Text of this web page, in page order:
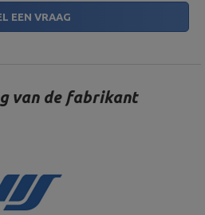
EEN VRAAG
van de fabrikant